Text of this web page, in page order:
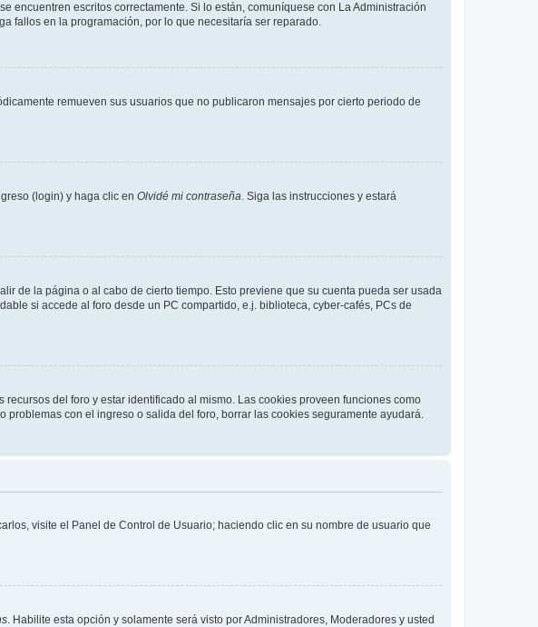
encuentren escritos correctamente. Si lo están, comuníquese con La Administración
fallos en la programación, por lo que necesitaría ser reparado.
remueven sus usuarios que no publicaron mensajes por cierto periodo de
(login) y haga clic en Olvidé mi contraseña. Siga las instrucciones y estará
de la página o al cabo de cierto tiempo. Esto previene que su cuenta pueda ser usada
si accede al foro desde un PC compartido, e.j. biblioteca, cyber-cafés, PCs de
del foro y estar identificado al mismo. Las cookies proveen funciones como
con el ingreso o salida del foro, borrar las cookies seguramente ayudará.
visite el Panel de Control de Usuario; haciendo clic en su nombre de usuario que
. Habilite esta opción y solamente será visto por Administradores, Moderadores y usted